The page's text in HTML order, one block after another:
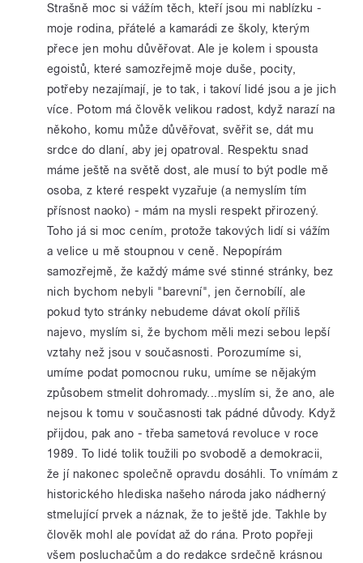
Strašně moc si vážím těch, kteří jsou mi nablízku -
moje rodina, přátelé a kamarádi ze školy, kterým
přece jen mohu důvěřovat. Ale je kolem i spousta
egoistů, které samozřejmě moje duše, pocity,
potřeby nezajímají, je to tak, i takoví lidé jsou a je jich
více. Potom má člověk velikou radost, když narazí na
někoho, komu může důvěřovat, svěřit se, dát mu
srdce do dlaní, aby jej opatroval. Respektu snad
máme ještě na světě dost, ale musí to být podle mě
osoba, z které respekt vyzařuje (a nemyslím tím
přísnost naoko) - mám na mysli respekt přirozený.
Toho já si moc cením, protože takových lidí si vážím
a velice u mě stoupnou v ceně. Nepopírám
samozřejmě, že každý máme své stinné stránky, bez
nich bychom nebyli "barevní", jen černobílí, ale
pokud tyto stránky nebudeme dávat okolí příliš
najevo, myslím si, že bychom měli mezi sebou lepší
vztahy než jsou v současnosti. Porozumíme si,
umíme podat pomocnou ruku, umíme se nějakým
způsobem stmelit dohromady...myslím si, že ano, ale
nejsou k tomu v současnosti tak pádné důvody. Když
přijdou, pak ano - třeba sametová revoluce v roce
1989. To lidé tolik toužili po svobodě a demokracii,
že jí nakonec společně opravdu dosáhli. To vnímám z
historického hlediska našeho národa jako nádherný
stmelující prvek a náznak, že to ještě jde. Takhle by
člověk mohl ale povídat až do rána. Proto popřeji
všem posluchačům a do redakce srdečně krásnou